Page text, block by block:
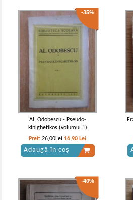
-35%
Al. Odobescu - Pseudo-
kinighetikos (volumul 1)
Pret:26,00Lei 16,90 Lei
Adaugă în coș
-40%